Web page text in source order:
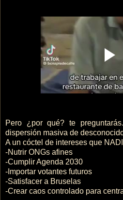
Pero ¿por qué? te
dispersión masiva de
A un cóctel de intereses que
-Nutrir ONGs afines
-Cumplir Agenda 2030
-Importar votantes futuros
-Satisfacer a Bruselas
-Crear caos controlado para